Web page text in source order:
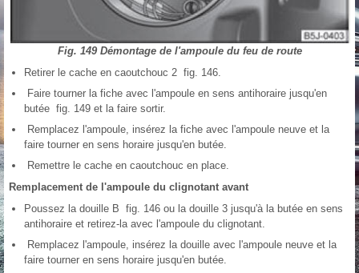
Fig. 149 Démontage de l'ampoule du feu de route
Retirer le cache en caoutchouc 2 fig. 146.
Faire tourner la fiche avec l'ampoule en sens antihoraire jusqu'en
butée fig. 149 et la faire sortir.
Remplacez l'ampoule, insérez la fiche avec l'ampoule neuve et la
faire tourner en sens horaire jusqu'en butée.
Remettre le cache en caoutchouc en place.
Remplacement de l'ampoule du clignotant avant
Poussez la douille B fig. 146 ou la douille 3 jusqu'à la butée en sens
antihoraire et retirez-la avec l'ampoule du clignotant.
Remplacez l'ampoule, insérez la douille avec l'ampoule neuve et la
faire tourner en sens horaire jusqu'en butée.